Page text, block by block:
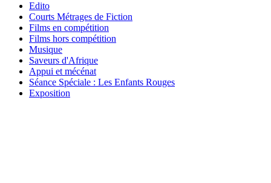
Edito
Courts Métrages de Fiction
Films en compétition
Films hors compétition
Musique
Saveurs d'Afrique
Appui et mécénat
Séance Spéciale : Les Enfants Rouges
Exposition